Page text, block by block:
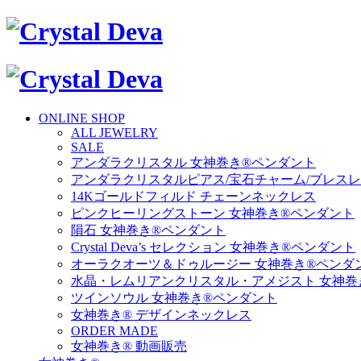
ONLINE SHOP
ALL JEWELRY
SALE
アンダラクリスタル 女神巻き®ペンダント
アンダラクリスタルピアス/宝石チャーム/ブレスレ
14Kゴールドフィルド チェーンネックレス
ピンクヒーリングストーン 女神巻き®ペンダント
隕石 女神巻き®ペンダント
Crystal Deva’s セレクション 女神巻き®ペンダント
オーラクオーツ＆ドゥルージー 女神巻き®ペンダ
水晶・レムリアンクリスタル・アメジスト 女神
ツインソウル 女神巻き®ペンダント
女神巻き® デザインネックレス
ORDER MADE
女神巻き® 動画販売